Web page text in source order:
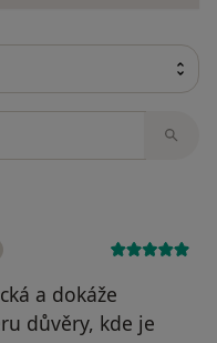
a dokáže
důvěry, kde je